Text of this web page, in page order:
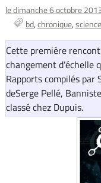
le dimanche 6 octobre
bd chronique
Cette première
changement d'échelle
Rapports compilés par
deSerge Pellé,
classé chez Dupuis.